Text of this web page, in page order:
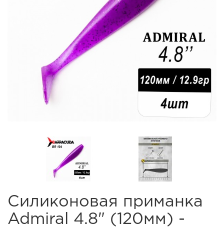
Силиконовая приманка
Admiral 4.8" (120мм) -